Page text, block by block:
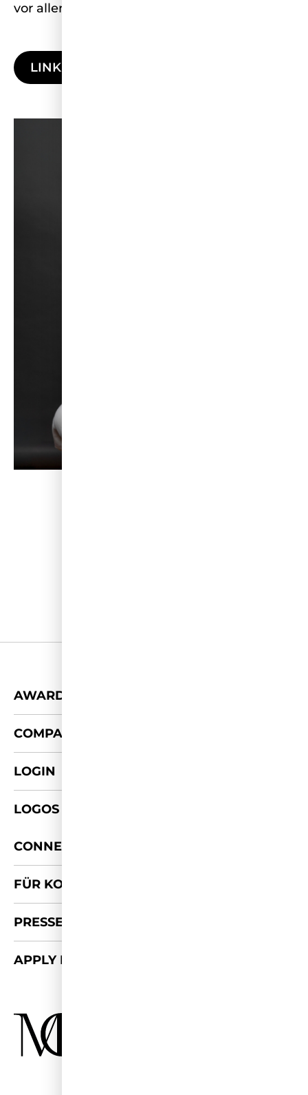
vor allem: Du bist nicht allein.
LINKEDIN
AWARDS
COMPANY
LOGIN
LOGOS & FOTOS
CONNECT
FÜR KOOPERATIONEN
PRESSE-KIT
APPLY FOR 2026/27